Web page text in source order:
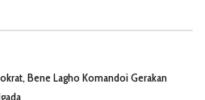
Bene Lagho Komandoi Gerakan